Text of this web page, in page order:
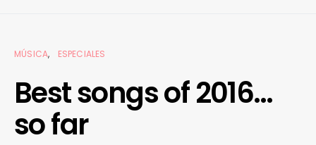
MÚSICA ESPECIALES
Best songs of 2016…
so far